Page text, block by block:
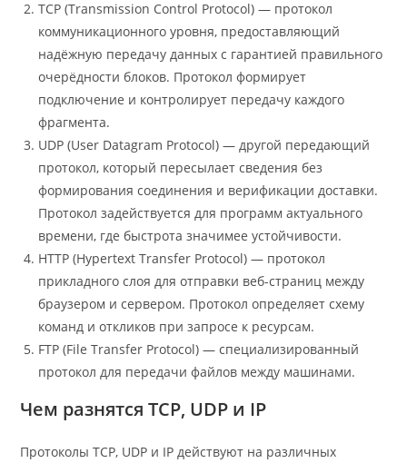
TCP (Transmission Control Protocol) — протокол
коммуникационного уровня, предоставляющий
надёжную передачу данных с гарантией правильного
очерёдности блоков. Протокол формирует
подключение и контролирует передачу каждого
фрагмента.
UDP (User Datagram Protocol) — другой передающий
протокол, который пересылает сведения без
формирования соединения и верификации доставки.
Протокол задействуется для программ актуального
времени, где быстрота значимее устойчивости.
HTTP (Hypertext Transfer Protocol) — протокол
прикладного слоя для отправки веб-страниц между
браузером и сервером. Протокол определяет схему
команд и откликов при запросе к ресурсам.
FTP (File Transfer Protocol) — специализированный
протокол для передачи файлов между машинами.
Чем разнятся TCP, UDP и IP
Протоколы TCP, UDP и IP действуют на различных